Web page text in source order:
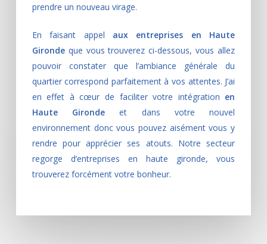
prendre un nouveau virage.
En faisant appel aux entreprises en Haute
Girondeque vous trouverez ci-dessous, vous allez
pouvoir constater que l’ambiance générale du
quartier correspond parfaitement à vos attentes. J’ai
en effet à cœur de faciliter votre intégration en
Haute Girondeet dans votre nouvel
environnement donc vous pouvez aisément vous y
rendre pour apprécier ses atouts. Notre secteur
regorge d’entreprises en haute gironde, vous
trouverez forcément votre bonheur.